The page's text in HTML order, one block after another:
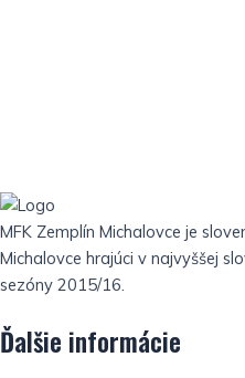
MFK Zemplín Michalovce je
Michalovce hrajúci v najvyššej
sezóny 2015/16.
Ďalšie informácie